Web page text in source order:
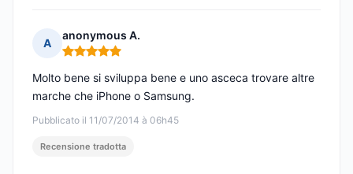
A
anonymous A.
Nota: 5 su 5
Pubblicato il 11/07/2014 à 06h45
Molto bene si sviluppa bene e uno asceca trovare altre
marche che iPhone o Samsung.
Recensione tradotta